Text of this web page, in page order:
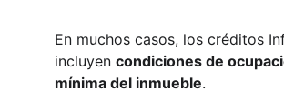
En muchos casos, los créditos
incluyen condiciones de
mínima del inmueble.